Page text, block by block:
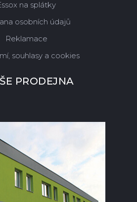
na splátky
osobních údajů
Reklamace
souhlasy a cookies
PRODEJNA